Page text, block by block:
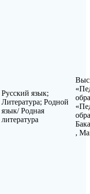
Русский язык;
Литература; Родной
язык/ Родная
литература
,